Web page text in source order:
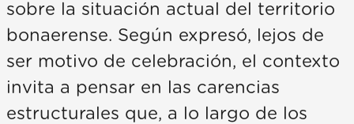
sobre la situación actual del territorio
bonaerense. Según expresó, lejos de
ser motivo de celebración, el contexto
invita a pensar en las carencias
estructurales que, a lo largo de los